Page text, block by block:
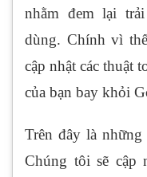
nhằm đem lại
dùng. Chính vì
cập nhật các thuật
của bạn bay khỏi
Trên đây là những
Chúng tôi sẽ cập